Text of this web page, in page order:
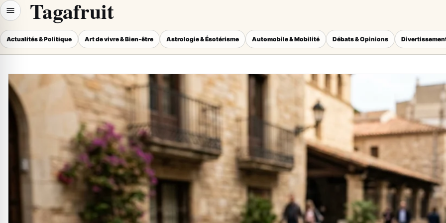
Tagafruit
Actualités & Politique Art de vivre & Bien-être Astrologie & Ésotérisme Automobile & Mobilité Débats & Opinions